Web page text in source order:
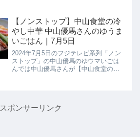
介します。>>相葉マナブ記事一覧はこ
ちらまとめ♪最後までご覧...
【ノンストップ】中山食堂の冷
やし中華 中山優馬さんのゆうま
いごはん｜7月5日
2024年7月5日のフジテレビ系列「ノン
ストップ」の中山優馬のゆウマいごは
んでは中山優馬さんが【中山食堂の冷
スポンサーリンク